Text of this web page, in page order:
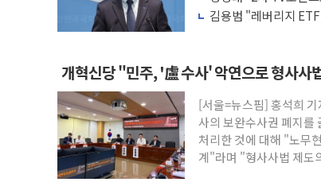
배신 사과 안 해"
김용범 "레버리지
개혁신당 "민주, '盧 수사' 악연으로 형사
[서울=뉴스핌] 홍석희
사의 보완수사권 폐지를
처리한 것에 대해 "노무
계"라며 "형사사법 제도